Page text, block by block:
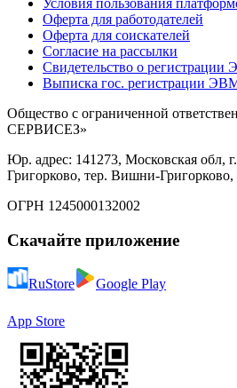
Условия пользования
Оферта для работодателей
Оферта для соискателей
Согласие на рассылки
Свидетельство о
Выписка гос. регистрации
Общество с ограниченной
СЕРВИСЕЗ»
Юр. адрес: 141273, Московская обл,
Григорково, тер. Вишни-Григорково,
ОГРН 1245000132002
Скачайте приложение
RuStore Google Play
App Store